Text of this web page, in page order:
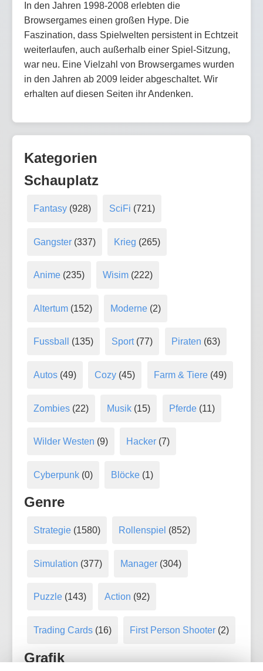
In den Jahren 1998-2008 erlebten die
Browsergames einen großen Hype. Die
Faszination, dass Spielwelten persistent in Echtzeit
weiterlaufen, auch außerhalb einer Spiel-Sitzung,
war neu. Eine Vielzahl von Browsergames wurden
in den Jahren ab 2009 leider abgeschaltet. Wir
erhalten auf diesen Seiten ihr Andenken.
Kategorien
Schauplatz
Fantasy(928) SciFi (721)
Gangster(337) Krieg (265)
Anime(235) Wisim (222)
Altertum(152) Moderne (2)
Fussball (135) Sport(77) Piraten (63)
Autos(49) Cozy (45) Farm & Tiere(49)
Zombies(22) Musik (15) Pferde(11)
Wilder Westen (9) Hacker (7)
Cyberpunk(0) Blöcke (1)
Genre
Strategie(1580) Rollenspiel (852)
Simulation (377) Manager (304)
Puzzle(143) Action (92)
Trading Cards(16) First Person Shooter (2)
Grafik